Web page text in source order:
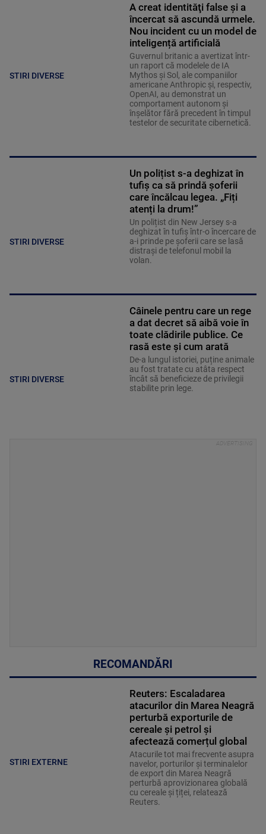
STIRI DIVERSE
A creat identităţi false şi a
încercat să ascundă urmele.
Nou incident cu un model de
inteligență artificială
Guvernul britanic a avertizat într-
un raport că modelele de IA
Mythos şi Sol, ale companiilor
americane Anthropic şi, respectiv,
OpenAI, au demonstrat un
comportament autonom şi
înşelător fără precedent în timpul
testelor de securitate cibernetică.
STIRI DIVERSE
Un polițist s-a deghizat în
tufiș ca să prindă șoferii
care încălcau legea. „Fiți
atenți la drum!”
Un polițist din New Jersey s-a
deghizat în tufiș într-o încercare de
a-i prinde pe șoferii care se lasă
distrași de telefonul mobil la
volan.
STIRI DIVERSE
Câinele pentru care un rege
a dat decret să aibă voie în
toate clădirile publice. Ce
rasă este și cum arată
De-a lungul istoriei, puține animale
au fost tratate cu atâta respect
încât să beneficieze de privilegii
stabilite prin lege.
RECOMANDĂRI
STIRI EXTERNE
Reuters: Escaladarea
atacurilor din Marea Neagră
perturbă exporturile de
cereale și petrol și
afectează comerțul global
Atacurile tot mai frecvente asupra
navelor, porturilor și terminalelor
de export din Marea Neagră
perturbă aprovizionarea globală
cu cereale și țiței, relatează
Reuters.